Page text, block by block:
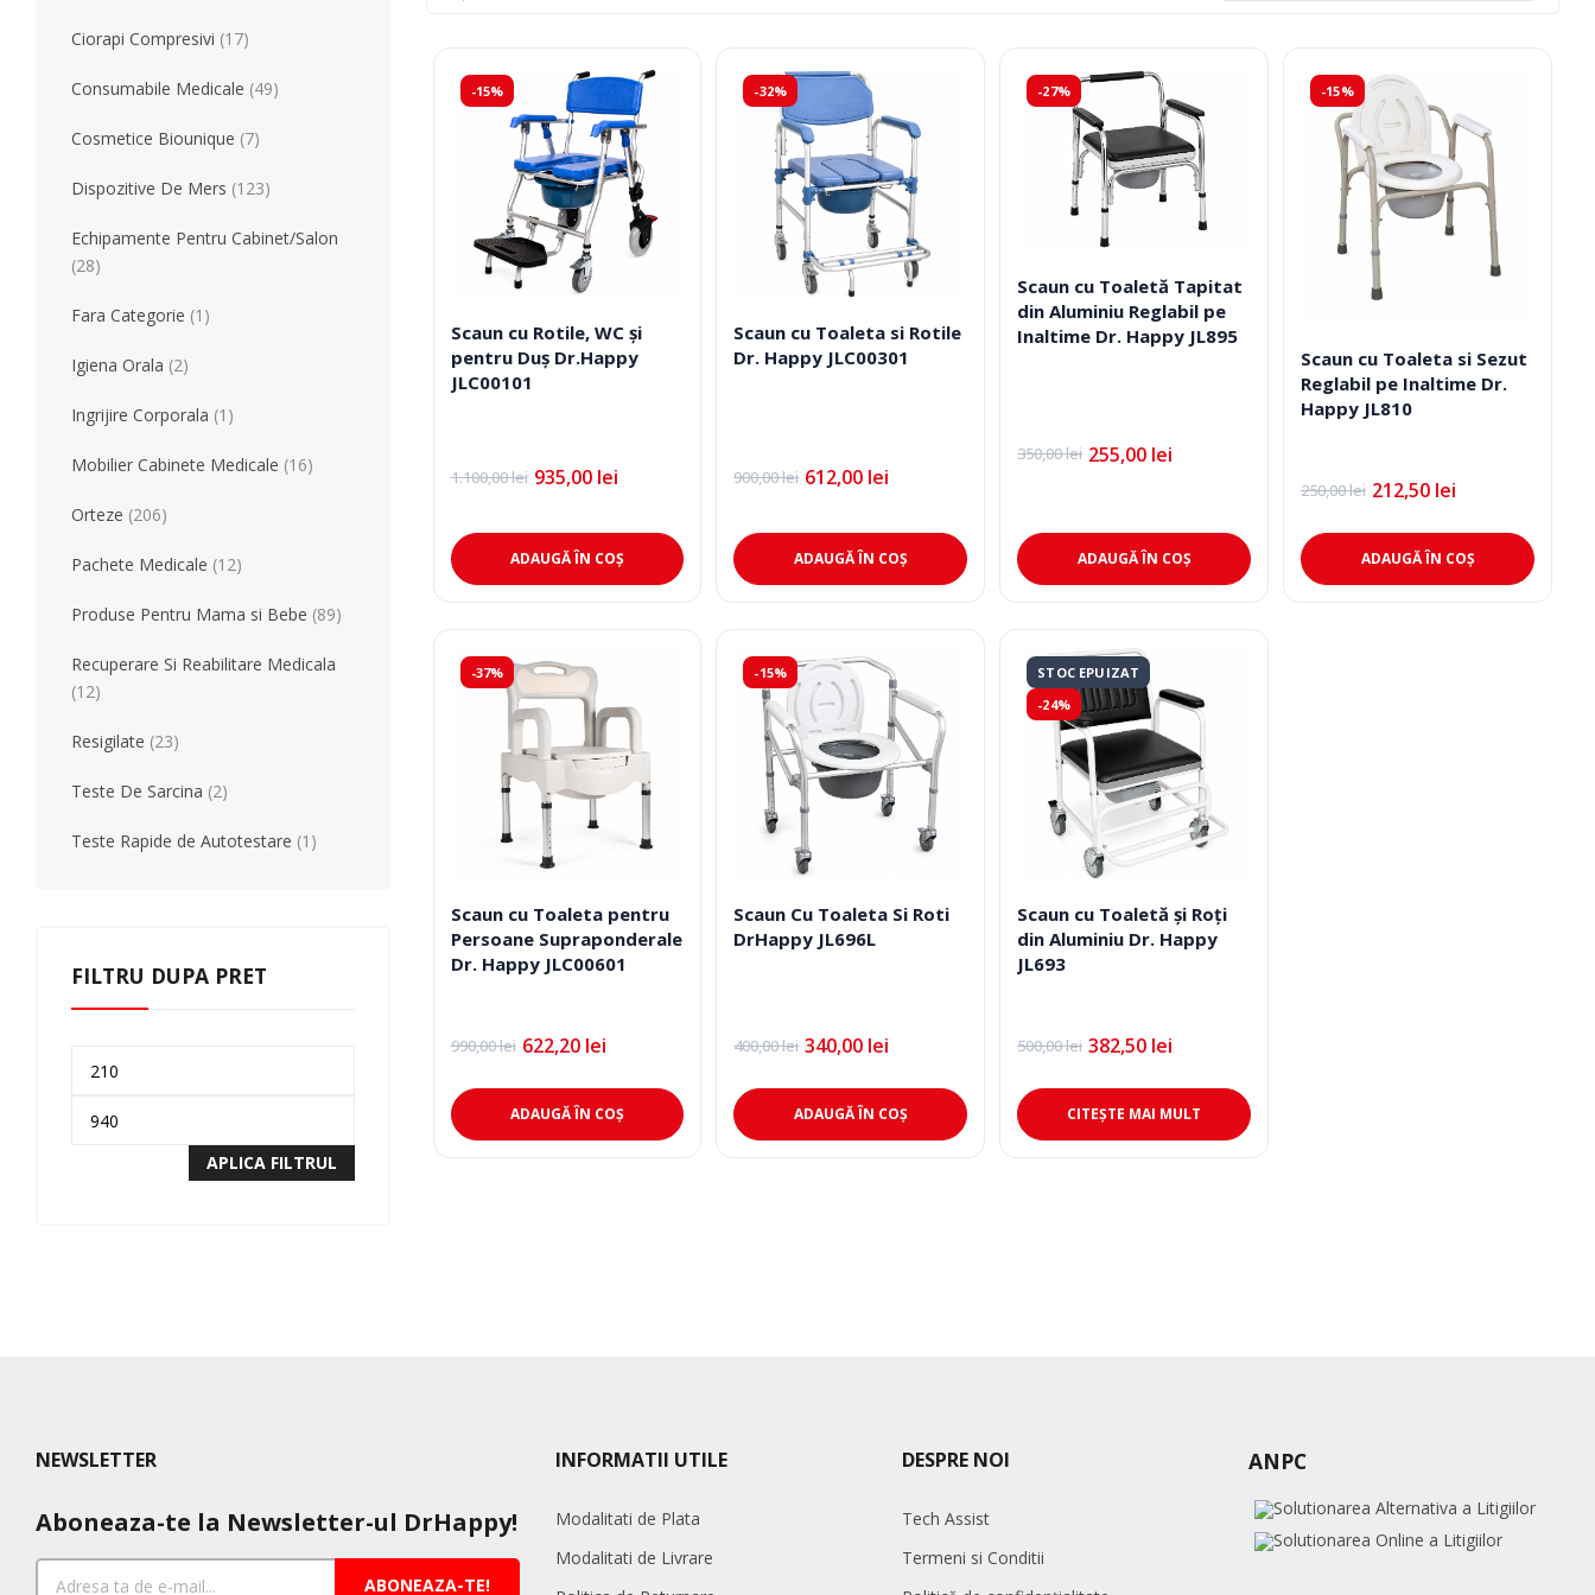
Tensiometre
Unitate Aspiratie
Stetoscoape
Pompe de San
Accesorii
Accesorii Dispozitive
Echipamente Pentru Cabinet/Salon Recuperare Si Reabilitare Medicala Ciorapi Compresivi
Produse Pentru Mama Si Bebe
Resigilate
evaluarea
medie
-15%
Scaun cu Rotile, WC și
pentru Duș Dr.Happy
JLC00101
1.100,00lei
Prețul
fost:
1.100,00 lei.
935,00 lei
Prețul
935,00 lei.
ADAUGĂ ÎN COȘ
-32%
Scaun cu Toaleta si Rotile
Dr. Happy JLC00301
900,00lei
Prețul
fost:
900,00 lei.
612,00 lei
Prețul
612,00 lei.
ADAUGĂ ÎN COȘ
-27%
Scaun cu Toaletă Tapitat
din Aluminiu Reglabil pe
Inaltime Dr. Happy JL895
350,00lei
Prețul
350,00 lei.
255,00 lei
Prețul
ADAUGĂ ÎN COȘ
-15%
Scaun cu Toaleta si Sezut
Reglabil pe Inaltime Dr.
Happy JL810
250,00lei
Prețul
a
fost:
250,00 lei.
212,50 lei
Prețul
este:
212,50 lei.ADAUGĂ ÎN COȘ
-37%
Scaun cu Toaleta pentru
Persoane Supraponderale
Dr. Happy JLC00601
990,00lei
Prețul
a
fost:
990,00 lei.
622,20 lei
Prețul
este:
622,20 lei.ADAUGĂ ÎN COȘ
-15%
Scaun Cu Toaleta Si Roti
DrHappy JL696L
400,00lei
Prețul
a
fost:
400,00 lei.
340,00 lei
Prețul
este:
340,00 lei.ADAUGĂ ÎN COȘ
STOC EPUIZAT
-24%
Scaun cu Toaletă și Roți
din Aluminiu Dr. Happy
JL693
500,00lei
Prețul
a
fost:
500,00 lei.
382,50 lei
Prețul
este:
382,50 lei.CITEȘTE MAI MULT
Ciorapi Compresivi (17)
Consumabile Medicale (49)
Cosmetice Biounique (7)
Dispozitive De Mers (123)
Echipamente Pentru Cabinet/Salon
(28)
Fara Categorie (1)
Igiena Orala (2)
Ingrijire Corporala (1)
Mobilier Cabinete Medicale (16)
Orteze (206)
Pachete Medicale (12)
Produse Pentru Mama si Bebe (89)
Recuperare Si Reabilitare Medicala
(12)
Resigilate (23)
Teste De Sarcina (2)
Teste Rapide de Autotestare (1)
FILTRU DUPA PRET
APLICA FILTRUL
NEWSLETTER
Aboneaza-te la Newsletter-ul DrHappy!
ABONEAZA-TE!
INFORMATII UTILE
Modalitati de Plata
Modalitati de Livrare
DESPRE NOI
Tech Assist
Termeni si Conditii
ANPC